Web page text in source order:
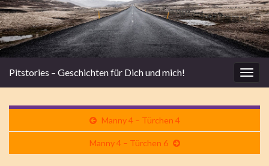
Pitstories – Geschichten für Dich und mich!
Manny 4 – Türchen 4
Manny 4 – Türchen 6